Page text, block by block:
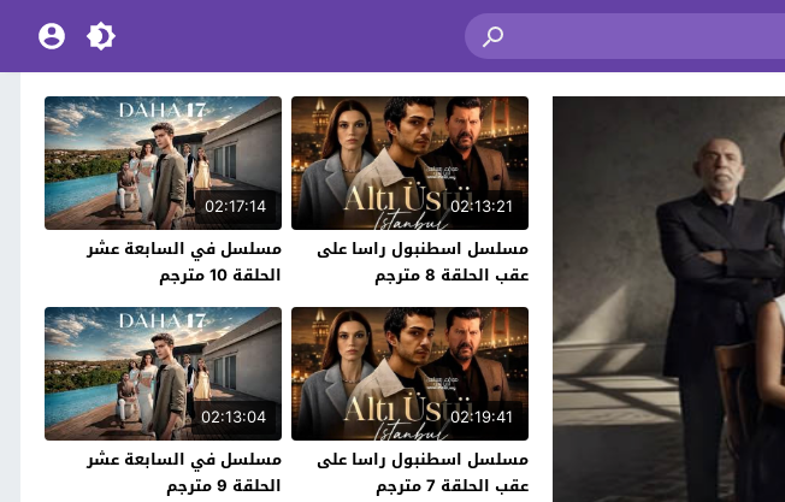
02:13:21
مسلسل اسطنبول راسا على
عقب الحلقة 8 مترجم
02:17:14
مسلسل في السابعة عشر
الحلقة 10 مترجم
02:19:41
مسلسل اسطنبول راسا على
عقب الحلقة 7 مترجم
02:13:04
مسلسل في السابعة عشر
الحلقة 9 مترجم